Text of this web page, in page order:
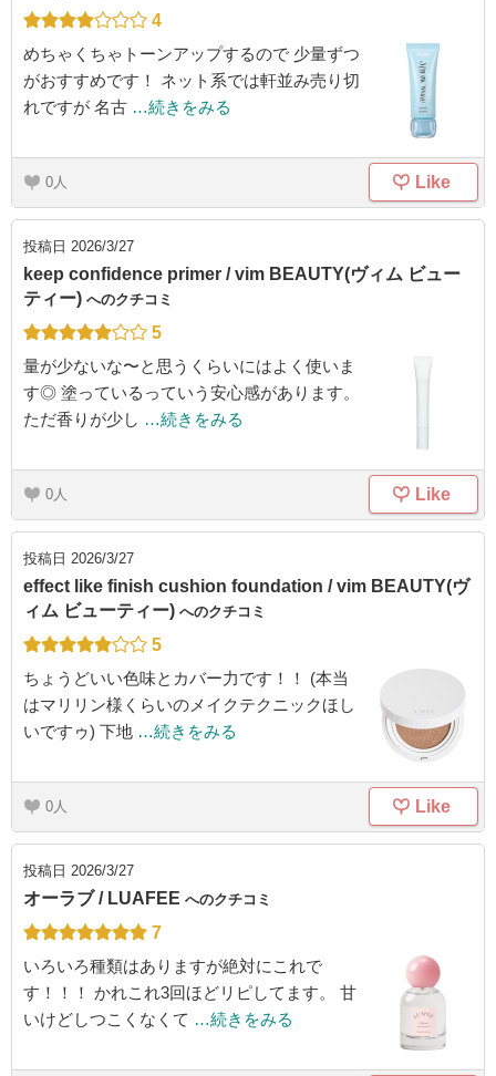
4
めちゃくちゃトーンアップするので 少量ずつ
がおすすめです！ ネット系では軒並み売り切
れですが 名古 …続きをみる
0 Like
投稿日 2026/3/27
keep confidence primer / vim BEAUTY(ヴィム ビュー
ティー) へのクチコミ
5
量が少ないな〜と思うくらいにはよく使いま
す◎ 塗っているっていう安心感があります。
ただ香りが少し …続きをみる
0 Like
投稿日 2026/3/27
effect like finish cushion foundation / vim BEAUTY(ヴ
ィム ビューティー) へのクチコミ
5
ちょうどいい色味とカバー力です！！ (本当
はマリリン様くらいのメイクテクニックほし
いですゥ) 下地 …続きをみる
0 Like
投稿日 2026/3/27
オーラブ / LUAFEE へのクチコミ
7
いろいろ種類はありますが絶対にこれで
す！！！ かれこれ3回ほどリピしてます。 甘
いけどしつこくなくて …続きをみる